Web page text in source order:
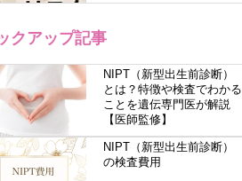
クアップ記事
NIPT（新型出生前診断）
とは？特徴や検査でわかる
ことを遺伝専門医が解説
【医師監修】
NIPT（新型出生前診断）
の検査費用